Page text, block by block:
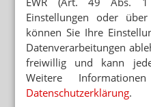
Einstellungen oder
können Sie Ihre
Datenverarbeitungen
freiwillig und kann
Weitere
Datenschutzerklärung.